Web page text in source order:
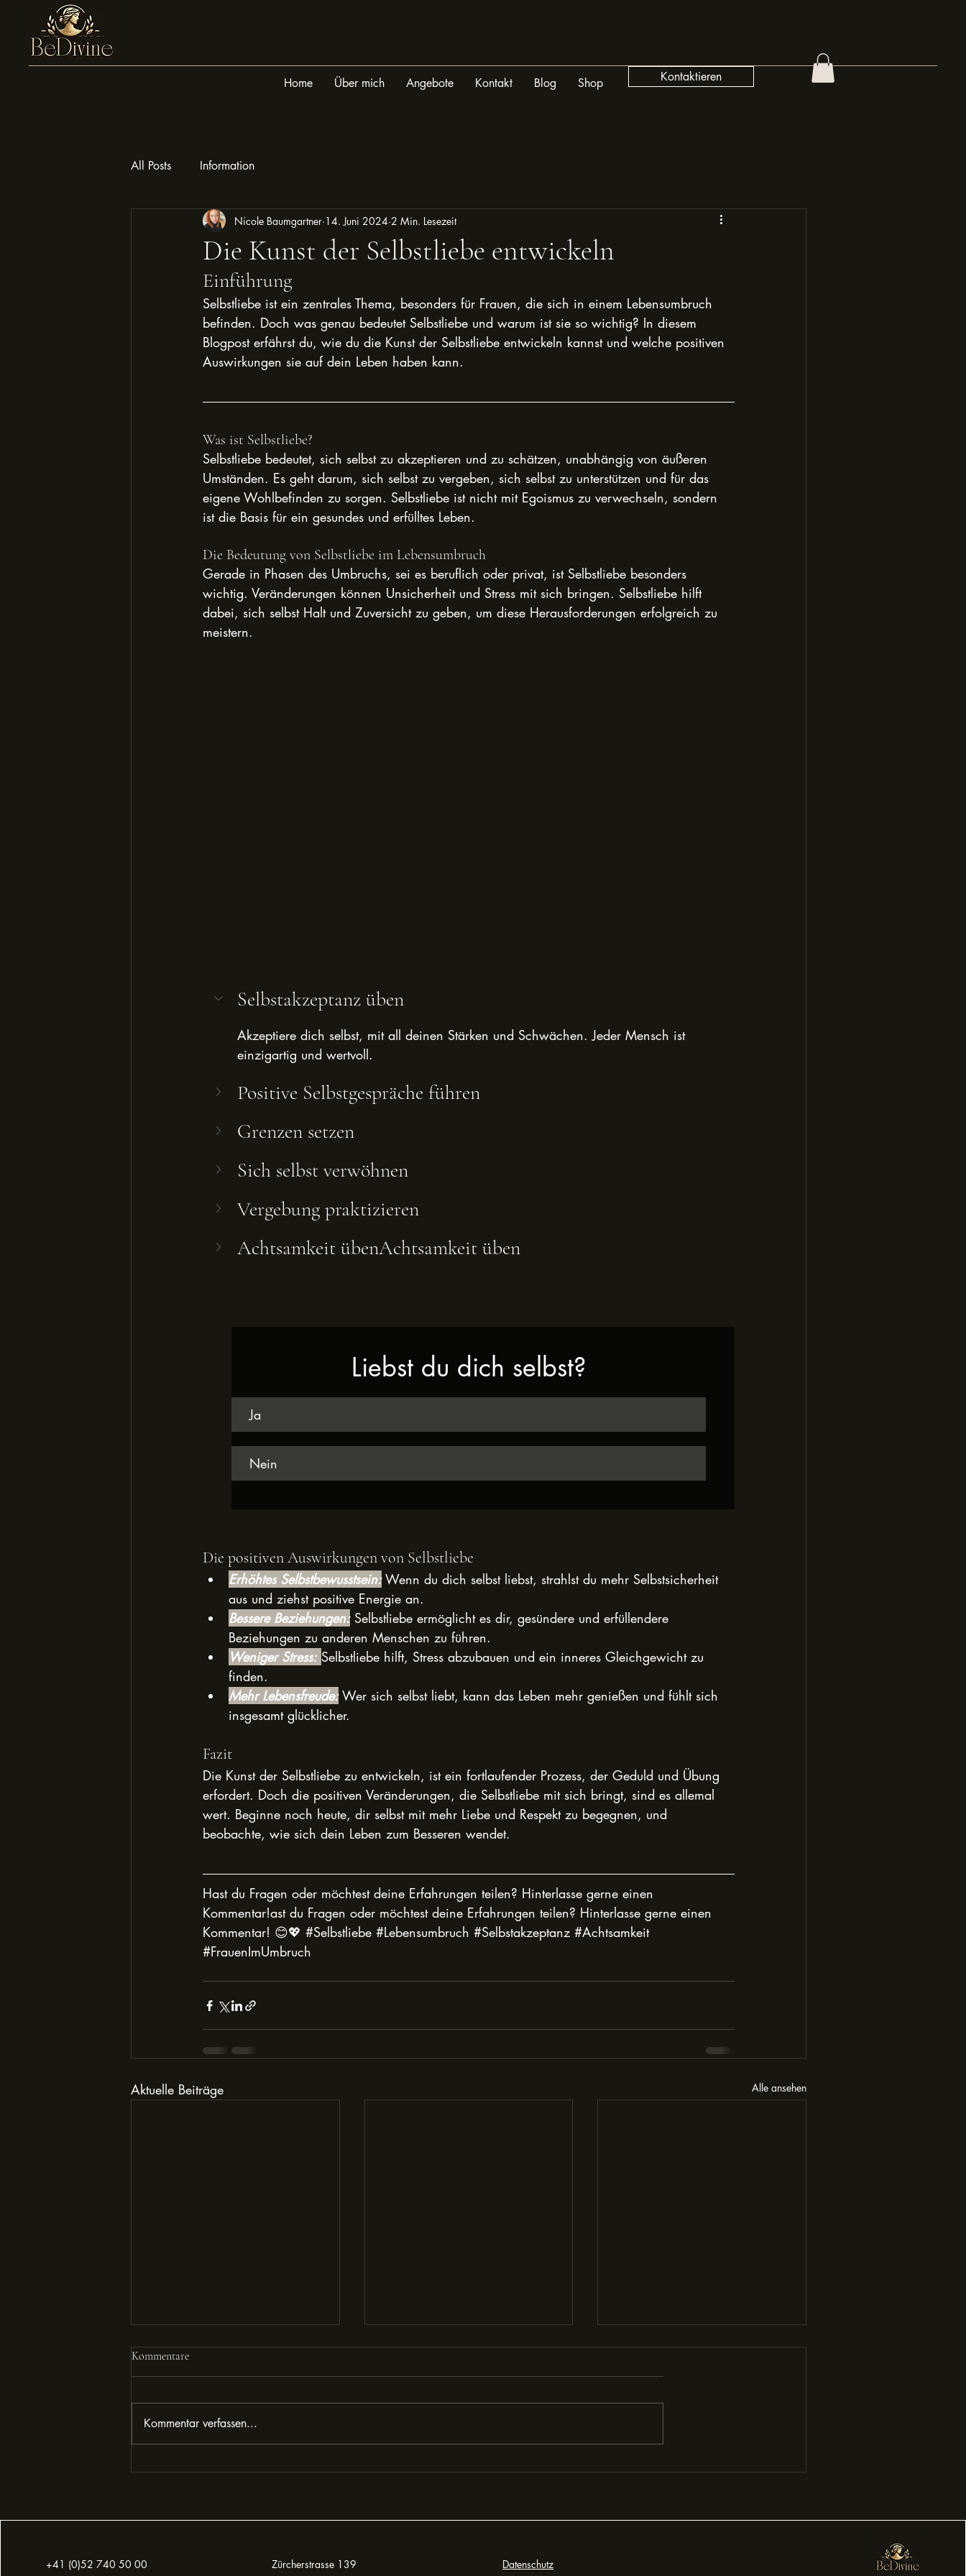
Home Über mich Angebote Kontakt Blog Shop Kontaktieren
All Posts Information
Die Kunst der Selbstliebe entwickeln
Nicole Baumgartner 14. Juni 2024 2 Min. Lesezeit
Einführung
Selbstliebe ist ein zentrales Thema, besonders für Frauen, die sich in einem Lebensumbruch
befinden. Doch was genau bedeutet Selbstliebe und warum ist sie so wichtig? In diesem
Blogpost erfährst du, wie du die Kunst der Selbstliebe entwickeln kannst und welche positiven
Auswirkungen sie auf dein Leben haben kann.
Was ist Selbstliebe?
Selbstliebe bedeutet, sich selbst zu akzeptieren und zu schätzen, unabhängig von äußeren
Umständen. Es geht darum, sich selbst zu vergeben, sich selbst zu unterstützen und für das
eigene Wohlbefinden zu sorgen. Selbstliebe ist nicht mit Egoismus zu verwechseln, sondern
ist die Basis für ein gesundes und erfülltes Leben.
Die Bedeutung von Selbstliebe im Lebensumbruch
Gerade in Phasen des Umbruchs, sei es beruflich oder privat, ist Selbstliebe besonders
wichtig. Veränderungen können Unsicherheit und Stress mit sich bringen. Selbstliebe hilft
dabei, sich selbst Halt und Zuversicht zu geben, um diese Herausforderungen erfolgreich zu
meistern.
Selbstakzeptanz üben
Akzeptiere dich selbst, mit all deinen Stärken und Schwächen. Jeder Mensch ist
einzigartig und wertvoll.
Positive Selbstgespräche führen
Grenzen setzen
Sich selbst verwöhnen
Vergebung praktizieren
Achtsamkeit übenAchtsamkeit üben
Liebst du dich selbst?
Ja
Nein
Die positiven Auswirkungen von Selbstliebe
Erhöhtes Selbstbewusstsein: Wenn du dich selbst liebst, strahlst du mehr Selbstsicherheit
aus und ziehst positive Energie an.
Bessere Beziehungen: Selbstliebe ermöglicht es dir, gesündere und erfüllendere
Beziehungen zu anderen Menschen zu führen.
Weniger Stress: Selbstliebe hilft, Stress abzubauen und ein inneres Gleichgewicht zu
finden.
Mehr Lebensfreude: Wer sich selbst liebt, kann das Leben mehr genießen und fühlt sich
insgesamt glücklicher.
Fazit
Die Kunst der Selbstliebe zu entwickeln, ist ein fortlaufender Prozess, der Geduld und Übung
erfordert. Doch die positiven Veränderungen, die Selbstliebe mit sich bringt, sind es allemal
wert. Beginne noch heute, dir selbst mit mehr Liebe und Respekt zu begegnen, und
beobachte, wie sich dein Leben zum Besseren wendet.
Hast du Fragen oder möchtest deine Erfahrungen teilen? Hinterlasse gerne einen
Kommentar!ast du Fragen oder möchtest deine Erfahrungen teilen? Hinterlasse gerne einen
Kommentar! 😊💖 #Selbstliebe #Lebensumbruch #Selbstakzeptanz #Achtsamkeit
#FrauenImUmbruch
Aktuelle Beiträge Alle ansehen
Kommentare
Kommentar verfassen...
+41 (0)52 740 50 00
Zürcherstrasse 139
Datenschutz